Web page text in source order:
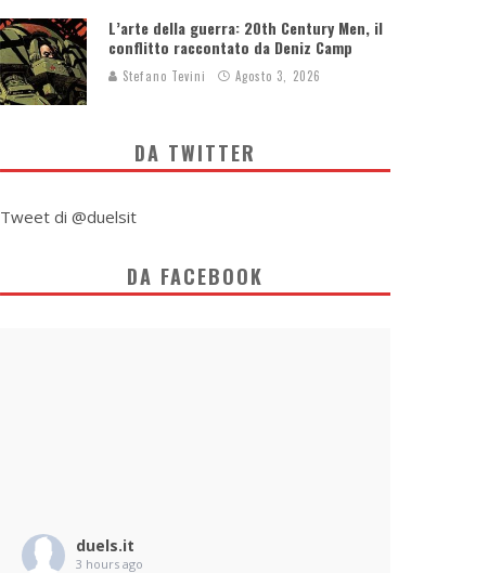
L’arte della guerra: 20th Century Men, il
conflitto raccontato da Deniz Camp
Stefano Tevini Agosto 3, 2026
DA TWITTER
Tweet di @duelsit
DA FACEBOOK
duels.it
3 hours ago